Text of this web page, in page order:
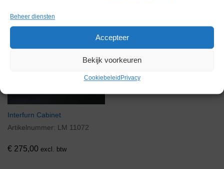
Beheer diensten
Accepteer
Bekijk voorkeuren
Cookiebeleid Privacy
Interfurn Cabinet
Artikelnummer: LM 11072
€ 275,00 excl. btw